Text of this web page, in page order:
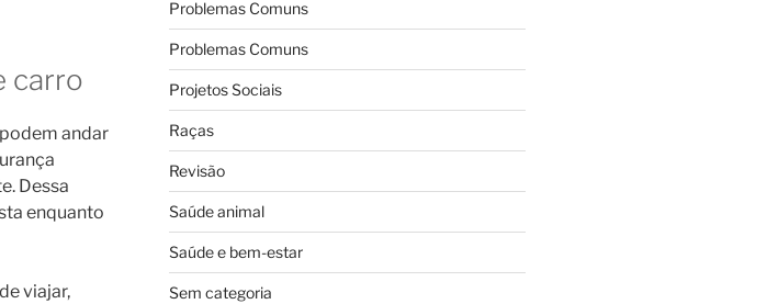
carro
andar
Dessa
enquanto
viajar,
Problemas Comuns
Problemas Comuns
Projetos Sociais
Raças
Revisão
Saúde animal
Saúde e bem-estar
Sem categoria